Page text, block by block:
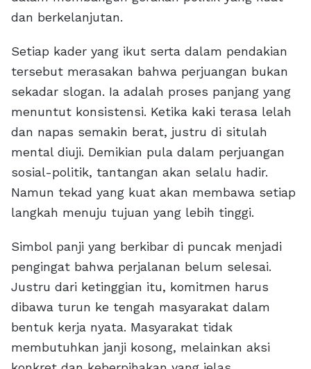
dan berkelanjutan.
Setiap kader yang ikut serta dalam pendakian
tersebut merasakan bahwa perjuangan bukan
sekadar slogan. Ia adalah proses panjang yang
menuntut konsistensi. Ketika kaki terasa lelah
dan napas semakin berat, justru di situlah
mental diuji. Demikian pula dalam perjuangan
sosial-politik, tantangan akan selalu hadir.
Namun tekad yang kuat akan membawa setiap
langkah menuju tujuan yang lebih tinggi.
Simbol panji yang berkibar di puncak menjadi
pengingat bahwa perjalanan belum selesai.
Justru dari ketinggian itu, komitmen harus
dibawa turun ke tengah masyarakat dalam
bentuk kerja nyata. Masyarakat tidak
membutuhkan janji kosong, melainkan aksi